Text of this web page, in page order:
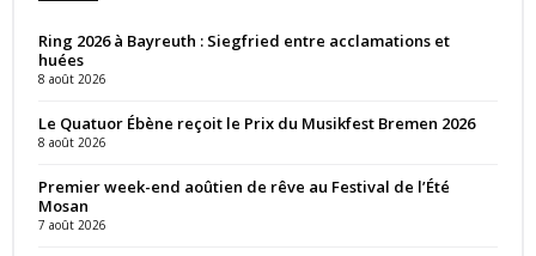
Ring 2026 à Bayreuth : Siegfried entre acclamations et
huées
8 août 2026
Le Quatuor Ébène reçoit le Prix du Musikfest Bremen 2026
8 août 2026
Premier week-end aoûtien de rêve au Festival de l’Été
Mosan
7 août 2026